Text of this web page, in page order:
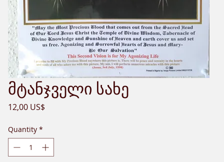
მტანჯველი სახე
12,00 US$Price
Quantity *